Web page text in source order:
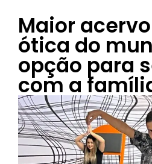
Maior
ótica do
opção para
com a